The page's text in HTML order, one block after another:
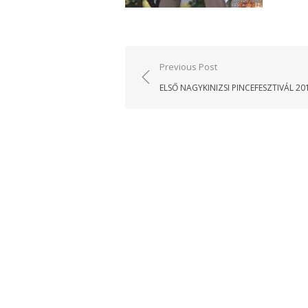
Bejegyzés
navigáció
Previous Post
ELSŐ NAGYKINIZSI PINCEFESZTIVÁL